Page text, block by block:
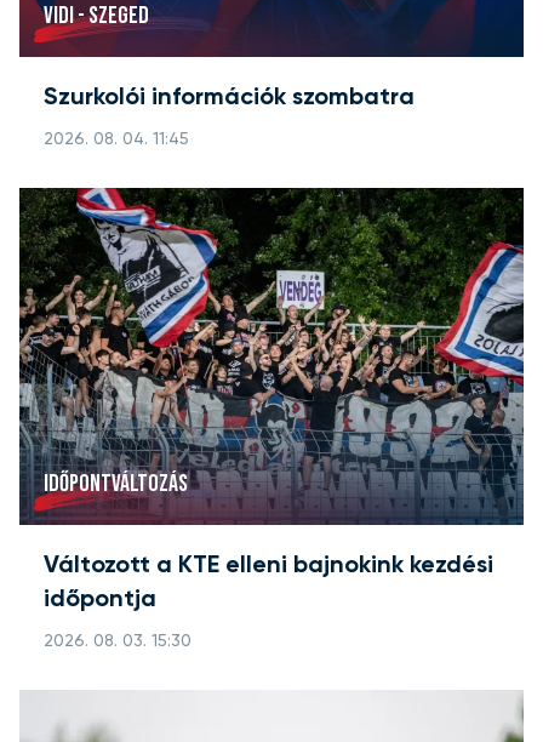
VIDI - SZEGED
Szurkolói információk szombatra
2026. 08. 04. 11:45
IDŐPONTVÁLTOZÁS
Változott a KTE elleni bajnokink kezdési
időpontja
2026. 08. 03. 15:30